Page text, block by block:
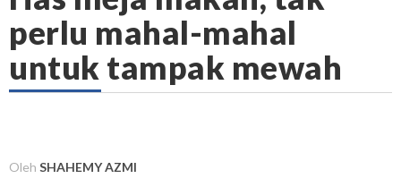
perlu mahal-mahal
untuk tampak mewah
Oleh SHAHEMY AZMI